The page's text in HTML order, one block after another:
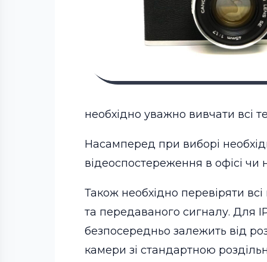
необхідно уважно вивчати всі
Насамперед при виборі
відеоспостереження в офісі
Також необхідно перевіряти
та передаваного сигналу. Для
безпосередньо залежить від
камери зі стандартною